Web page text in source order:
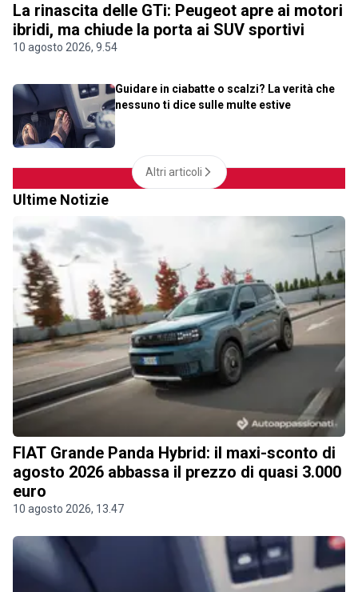
La rinascita delle GTi: Peugeot apre ai motori
ibridi, ma chiude la porta ai SUV sportivi
10 agosto 2026, 9.54
Guidare in ciabatte o scalzi? La verità che
nessuno ti dice sulle multe estive
Altri articoli
Ultime Notizie
FIAT Grande Panda Hybrid: il maxi-sconto di
agosto 2026 abbassa il prezzo di quasi 3.000
euro
10 agosto 2026, 13.47